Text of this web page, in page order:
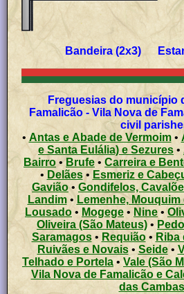
Bandeira (2x3)
Freguesias do município
Famalicão - Vila Nova de
civil
• Antas e Abade de Vermoim•
e Santa Eulália) e Sezures •
Bairro•Brufe • Carreira e
• Delães• Esmeriz e
Gavião• Gondifelos,
Landim• Lemenhe, Mouquim
Lousado • Mogege • Nine •
Oliveira (São Mateus) •
Saramagos• Requião•Riba
Ruivães e Novais• Seide•
Telhado e Portela • Vale (São
Vila Nova de Famalicão e
das Cambas